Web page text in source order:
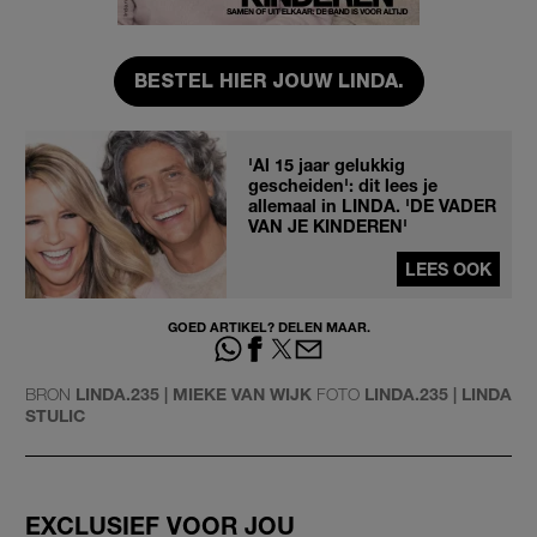
BESTEL HIER JOUW LINDA.
'Al 15 jaar gelukkig
gescheiden': dit lees je
allemaal in LINDA. 'DE VADER
VAN JE KINDEREN'
LEES OOK
GOED ARTIKEL? DELEN MAAR.
BRON LINDA.235 | MIEKE VAN WIJK FOTO LINDA.235 | LINDA
STULIC
EXCLUSIEF VOOR JOU